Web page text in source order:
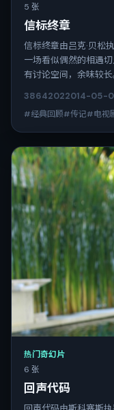
5 张
信标终章
信标终章由吕克·贝松
一场看似偶然的相遇
有讨论空间，余味较长
38642022014-05-
#经典回顾#传记#电视
热门奇幻片
6 张
回声代码